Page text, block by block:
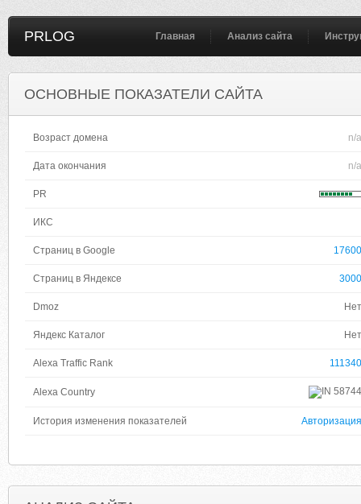
PRLOG Главная Анализ сайта
ОСНОВНЫЕ ПОКАЗАТЕЛИ САЙТА
Возраст домена n/a
Дата окончания n/a
PR
ИКС
Страниц в Google 17600
Страниц в Яндексе 3000
Dmoz Нет
Яндекс Каталог Нет
Alexa Traffic Rank 111340
Alexa Country 58744
История изменения показателей Авторизация